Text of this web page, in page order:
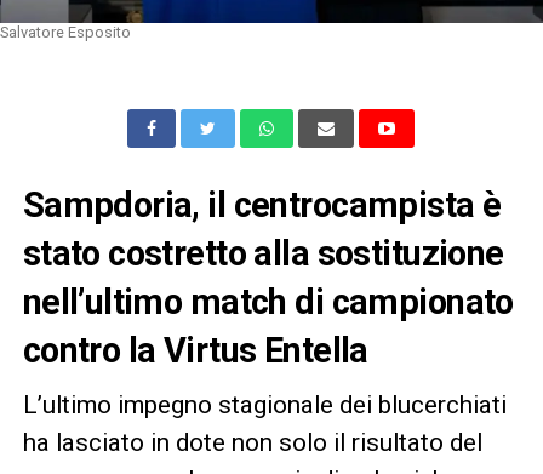
Salvatore Esposito
Sampdoria, il centrocampista è
stato costretto alla sostituzione
nell’ultimo match di campionato
contro la Virtus Entella
L’ultimo impegno stagionale dei blucerchiati
ha lasciato in dote non solo il risultato del